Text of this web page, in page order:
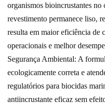
organismos bioincrustantes no
revestimento permanece liso,
resulta em maior eficiência de
operacionais e melhor
Segurança Ambiental: A
ecologicamente correta e
regulatórios para biocidas
antiincrustante eficaz sem